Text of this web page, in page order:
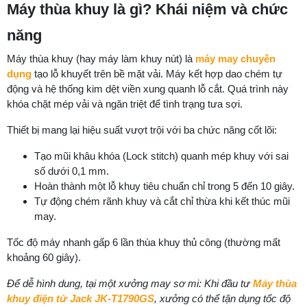
Máy thùa khuy là gì? Khái niệm và chức
năng
Máy thùa khuy (hay máy làm khuy nút) là máy may chuyên
dụng tạo lỗ khuyết trên bề mặt vải. Máy kết hợp dao chém tự
động và hệ thống kim dệt viền xung quanh lỗ cắt. Quá trình này
khóa chặt mép vải và ngăn triệt để tình trạng tưa sợi.
Thiết bị mang lại hiệu suất vượt trội với ba chức năng cốt lõi:
Tạo mũi khâu khóa (Lock stitch) quanh mép khuy với sai
số dưới 0,1 mm.
Hoàn thành một lỗ khuy tiêu chuẩn chỉ trong 5 đến 10 giây.
Tự động chém rãnh khuy và cắt chỉ thừa khi kết thúc mũi
may.
Tốc độ máy nhanh gấp 6 lần thùa khuy thủ công (thường mất
khoảng 60 giây).
Để dễ hình dung, tại một xưởng may sơ mi: Khi đầu tư Máy thùa
khuy điện tử Jack JK-T1790GS, xưởng có thể tận dụng tốc độ